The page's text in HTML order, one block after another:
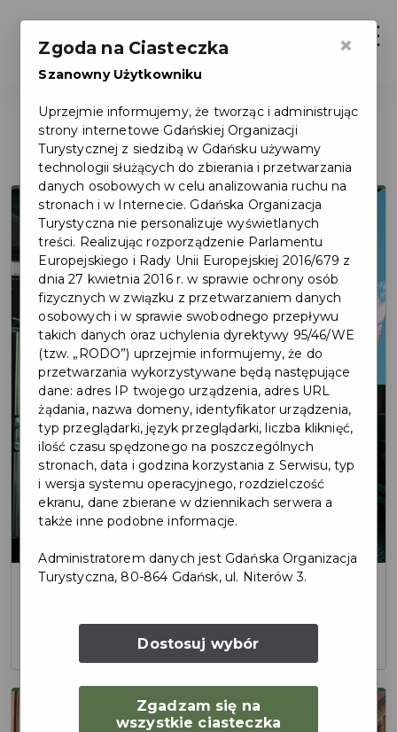
PCO / DMC
Ewesa
Więcej
×
Zgoda na Ciasteczka
Szanowny Użytkowniku
Uprzejmie informujemy, że tworząc i administrując
strony internetowe Gdańskiej Organizacji
Turystycznej z siedzibą w Gdańsku używamy
technologii służących do zbierania i przetwarzania
danych osobowych w celu analizowania ruchu na
stronach i w Internecie. Gdańska Organizacja
Turystyczna nie personalizuje wyświetlanych
treści. Realizując rozporządzenie Parlamentu
Europejskiego i Rady Unii Europejskiej 2016/679 z
dnia 27 kwietnia 2016 r. w sprawie ochrony osób
fizycznych w związku z przetwarzaniem danych
osobowych i w sprawie swobodnego przepływu
takich danych oraz uchylenia dyrektywy 95/46/WE
(tzw. „RODO”) uprzejmie informujemy, że do
przetwarzania wykorzystywane będą następujące
dane: adres IP twojego urządzenia, adres URL
żądania, nazwa domeny, identyfikator urządzenia,
typ przeglądarki, język przeglądarki, liczba kliknięć,
ilość czasu spędzonego na poszczególnych
stronach, data i godzina korzystania z Serwisu, typ
i wersja systemu operacyjnego, rozdzielczość
ekranu, dane zbierane w dziennikach serwera a
także inne podobne informacje.
Administratorem danych jest Gdańska Organizacja
Turystyczna, 80-864 Gdańsk, ul. Niterów 3.
Dostosuj wybór
Zgadzam się na
wszystkie ciasteczka